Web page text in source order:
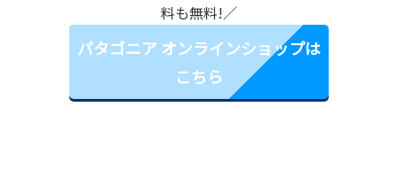
料も無料!／
パタゴニア オンラインショップは
こちら